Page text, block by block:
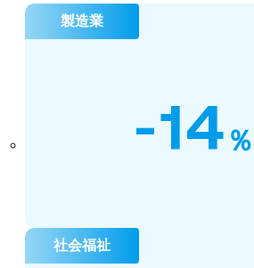
製造業
-14 ％
社会福祉